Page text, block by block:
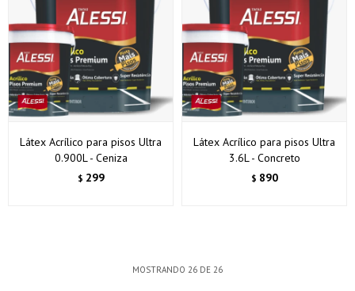
Látex Acrílico para pisos Ultra
0.900L - Ceniza
$ 299
Látex Acrílico para pisos Ultra
3.6L - Concreto
$ 890
MOSTRANDO 26 DE 26